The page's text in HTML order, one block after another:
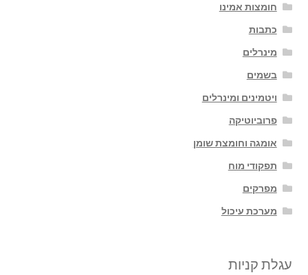
חומצות אמינו
כתבות
מינרלים
בשמים
ויטמינים ומינרלים
פרוביוטיקה
אומגה וחומצת שומן
תפקודי מוח
מפרקים
מערכת עיכול
עגלת קניות